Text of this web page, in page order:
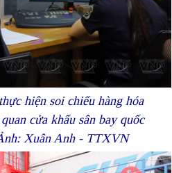
hiện soi chiếu hàng hóa
cửa khẩu sân bay quốc
Xuân Anh - TTXVN